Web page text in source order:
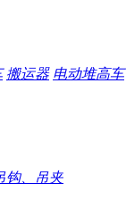
搬运器 电动堆高车
钩、吊夹